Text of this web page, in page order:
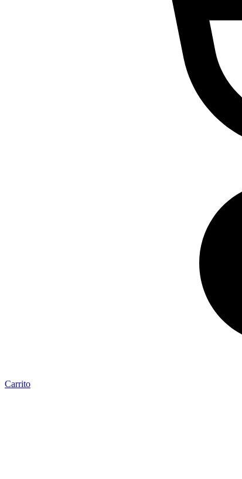
Carrito